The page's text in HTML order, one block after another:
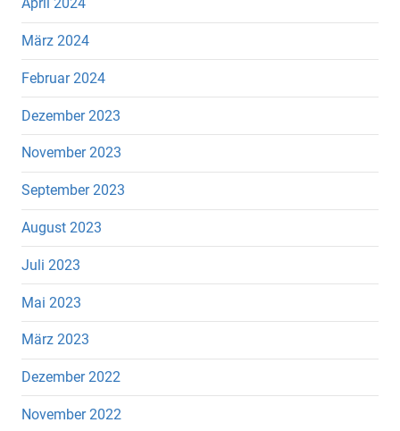
März 2024
Februar 2024
Dezember 2023
November 2023
September 2023
August 2023
Juli 2023
Mai 2023
März 2023
Dezember 2022
November 2022